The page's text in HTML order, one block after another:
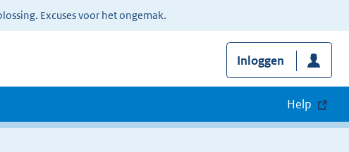
Excuses voor het ongemak.
Inloggen
Help